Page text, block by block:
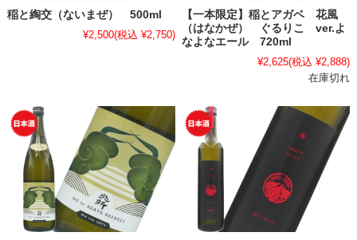
稲と綯交（ないまぜ） 500ml
¥2,500(税込 ¥2,750)
【一本限定】稲とアガベ 花風
（はなかぜ） ぐるりこ ver.よ
なよなエール 720ml
¥2,625(税込 ¥2,888)
在庫切れ